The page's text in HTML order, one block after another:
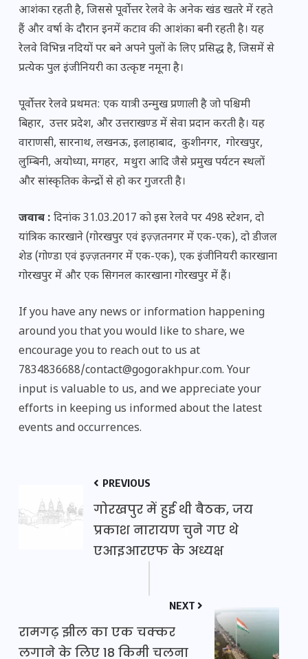
आशंका रहती है, जिससे पूर्वोत्तर रेलवे के अनेक खंड खतरे में रहते
हैं और वर्षा के दौरान इनमें कटाव की आशंका बनी रहती है। यह
रेलवे विभिन्न नदियों पर बने अपने पुलों के लिए प्रसिद्ध है, जिसमें से
प्रत्येक पुल इंजीनियरी का उत्कृष्ट नमूना है।
पूर्वोत्तर रेलवे प्रथमत: एक यात्री उन्मुख प्रणाली है जो पश्चिमी
बिहार, उत्तर प्रदेश, और उत्तराखण्ड में सेवा प्रदान करती है। यह
वाराणसी, सारनाथ, लखनऊ, इलाहाबाद, कुशीनगर, गोरखपुर,
लुम्बिनी, अयोध्या, मगहर, मथुरा आदि जैसे प्रमुख पर्यटन स्थलों
और सांस्कृतिक केन्द्रों से हो कर गुजरती है।
जवाब : दिनांक 31.03.2017 को इस रेलवे पर 498 स्टेशन, दो
यांत्रिक कारखाने (गोरखपुर एवं इज़्ज़तनगर में एक-एक), दो डीजल
शेड (गोण्डा एवं इज़्ज़तनगर में एक-एक), एक इंजीनियरी कारखाना
गोरखपुर में और एक सिगनल कारखाना गोरखपुर में हैं।
If you have any news or information happening
around you that you would like to share, we
encourage you to reach out to us at
7834836688/contact@gogorakhpur.com. Your
input is valuable to us, and we appreciate your
efforts in keeping us informed about the latest
events and occurrences.
PREVIOUS
गोरखपुर में हुई थी बैठक, जय
प्रकाश नारायण चुने गए थे
एआइआरएफ के अध्यक्ष
NEXT
रामगढ़ झील का एक चक्कर
लगाने के लिए 18 किमी चलना